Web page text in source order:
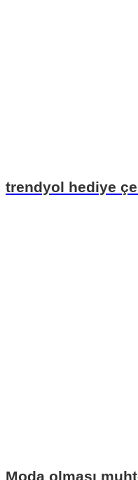
trendyol hediye
Moda olması